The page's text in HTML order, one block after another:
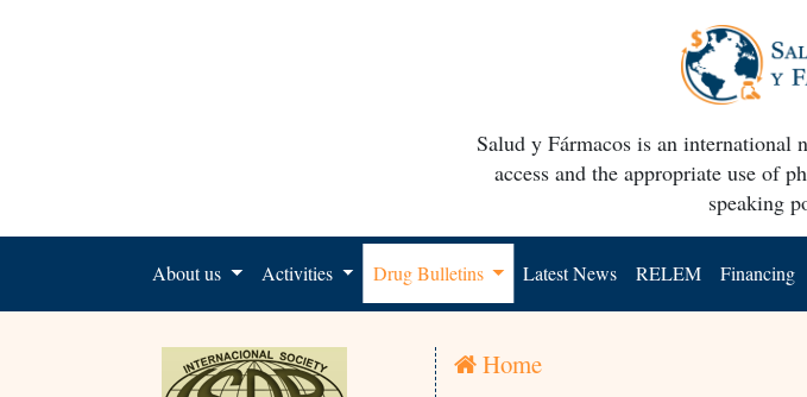
Salud y Fármacos is an international
access and the appropriate use of
speaking
About us Activities Drug Bulletins Latest News RELEM Financing
Home